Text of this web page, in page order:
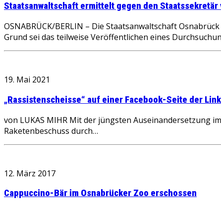
Staatsanwaltschaft ermittelt gegen den Staatssekretär
OSNABRÜCK/BERLIN – Die Staatsanwaltschaft
Grund sei das teilweise Veröffentlichen eines
19. Mai 2021
„Rassistenscheisse“ auf einer Facebook-Seite der
von LUKAS MIHR Mit der jüngsten Auseinandersetzung
Raketenbeschuss durch…
12. März 2017
Cappuccino-Bär im Osnabrücker Zoo erschossen